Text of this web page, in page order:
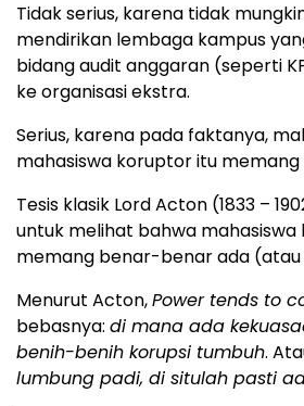
Tidak serius, karena tidak
mendirikan lembaga kampus
bidang audit anggaran (seperti
ke organisasi ekstra.
Serius, karena pada faktanya,
mahasiswa koruptor itu
Tesis klasik Lord Acton (1833 –
untuk melihat bahwa
memang benar-benar ada
Menurut Acton,Power tends to
bebasnya: di mana ada
benih-benih korupsi tumbuh.
lumbung padi, di situlah pasti